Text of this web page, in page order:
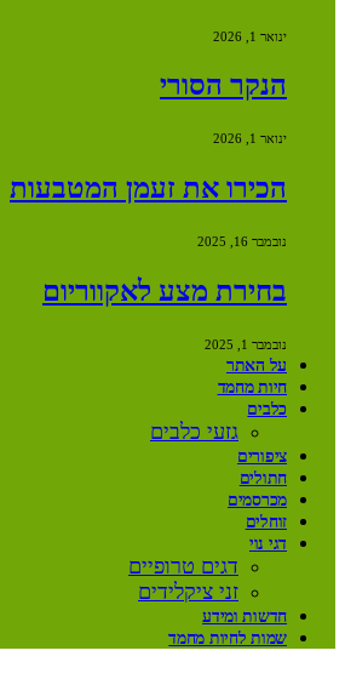
ינואר 1, 2026
הנקר הסורי
ינואר 1, 2026
הכירו את זעמן המטבעות
נובמבר 16, 2025
בחירת מצע לאקווריום
נובמבר 1, 2025
על האתר
חיות מחמד
כלבים
גזעי כלבים
ציפורים
חתולים
מכרסמים
זוחלים
דגי נוי
דגים טרופיים
זני ציקלידים
חדשות ומידע
שמות לחיות מחמד